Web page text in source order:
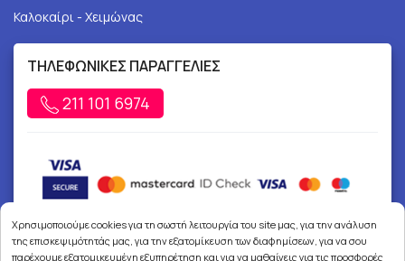
Καλοκαίρι - Χειμώνας
ΤΗΛΕΦΩΝΙΚΕΣ ΠΑΡΑΓΓΕΛΙΕΣ
211 101 6974
Χρησιμοποιούμε cookies για τη σωστή λειτουργία του site μας, για την ανάλυση
της επισκεψιμότητάς μας, για την εξατομίκευση των διαφημίσεων, για να σου
παρέχουμε εξατομικευμένη εξυπηρέτηση και για να μαθαίνεις για τις προσφορές